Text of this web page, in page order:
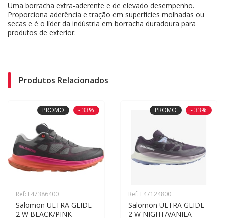
Uma borracha extra-aderente e de elevado desempenho.
Proporciona aderência e tração em superfícies molhadas ou
secas e é o líder da indústria em borracha duradoura para
produtos de exterior.
Produtos Relacionados
PROMO - 33%
Ref: L47386400
Salomon ULTRA GLIDE
2 W BLACK/PINK
PROMO - 33%
Ref: L47124800
Salomon ULTRA GLIDE
2 W NIGHT/VANILA